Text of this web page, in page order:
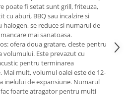
poate fi setat sunt grill, friteuza,
cu aburi, BBQ sau incalzire si
halogen, se reduce si numarul de
mai sanatoasa.
ofera doua gratare, cleste pentru
Este prevazut cu
pentru terminarea
mult, volumul oalei este de 12-
inelului de expansiune. Numarul
foarte atragator pentru multi